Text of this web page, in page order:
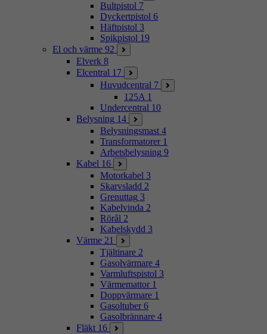
Bultpistol 7
Dyckertpistol 6
Häftpistol 3
Spikpistol 19
El och värme 92
Elverk 8
Elcentral 17
Huvudcentral 7
125A 1
Undercentral 10
Belysning 14
Belysningsmast 4
Transformatorer 1
Arbetsbelysning 9
Kabel 16
Motorkabel 3
Skarvsladd 2
Grenuttag 3
Kabelvinda 2
Rörål 2
Kabelskydd 3
Värme 21
Tjältinare 2
Gasolvärmare 4
Varmluftspistol 3
Värmemattor 1
Doppvärmare 1
Gasoltuber 6
Gasolbrännare 4
Fläkt 16